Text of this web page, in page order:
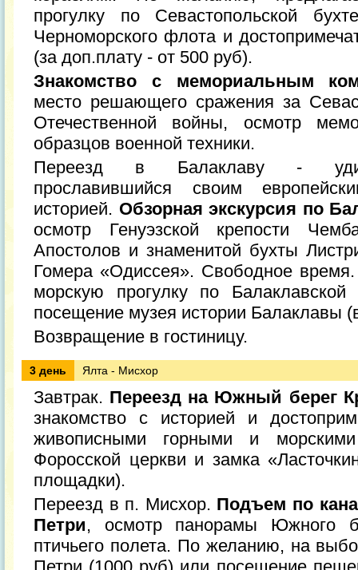
прогулку по Севастопольской
Черноморского флота и
(за доп.плату - от 500 руб).
Знакомство с мемориальным
место решающего сражения за
Отечественной войны, осмотр
образцов военной техники.
Переезд в Балаклаву -
прославившийся своим
историей. Обзорная экскурсия по
осмотр Генуэзской крепости
Апостолов и знаменитой бухты
Гомера «Одиссея». Свободное
морскую прогулку по
посещение музея истории Балаклавы
Возвращение в гостиницу.
3 день Ялта - Мисхор
Завтрак. Переезд на Южный берег
знакомство с историей и
живописными горными и
Форосской церкви и замка
площадки).
Переезд в п. Мисхор. Подъем по
Петри, осмотр панорамы Южного
птичьего полета. По желанию, на